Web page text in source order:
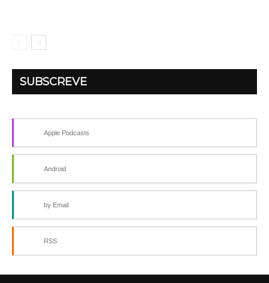
SUBSCREVE
Apple Podcasts
Android
by Email
RSS